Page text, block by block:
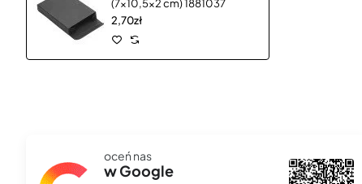
(7x10,5x2 cm) 1881037
2,70zł
oceń nas
w Google
szef00l 666
★★★★★27 lis 2025